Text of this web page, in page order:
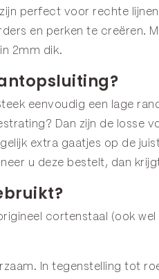
zijn perfect voor rechte
en perken te creëren.
2mm dik.
eenvoudig een lage
Dan zijn de losse
extra gaatjes op de
u deze bestelt, dan
cortenstaal (ook
In tegenstelling tot